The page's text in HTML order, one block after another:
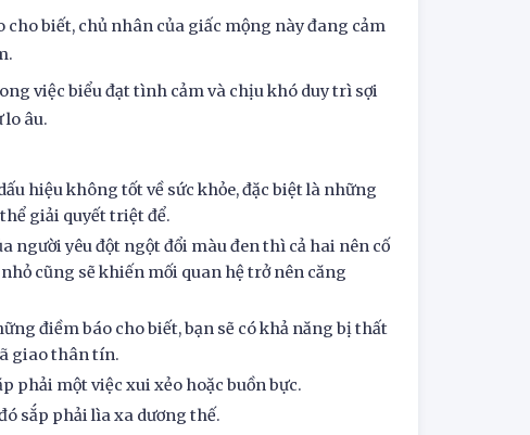
biết, chủ nhân của giấc mộng này đang cảm
việc biểu đạt tình cảm và chịu khó duy trì sợi
lo âu.
hiệu không tốt về sức khỏe, đặc biệt là những
giải quyết triệt để.
người yêu đột ngột đổi màu đen thì cả hai nên cố
cũng sẽ khiến mối quan hệ trở nên căng
điềm báo cho biết, bạn sẽ có khả năng bị thất
giao thân tín.
phải một việc xui xẻo hoặc buồn bực.
sắp phải lìa xa dương thế.